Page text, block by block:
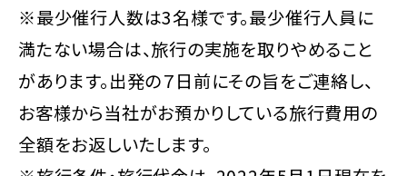
※最少催行人数は3名様です。最少催行人員に
満たない場合は、旅行の実施を取りやめること
があります。出発の７日前にその旨をご連絡し、
お客様から当社がお預かりしている旅行費用の
全額をお返しいたします。